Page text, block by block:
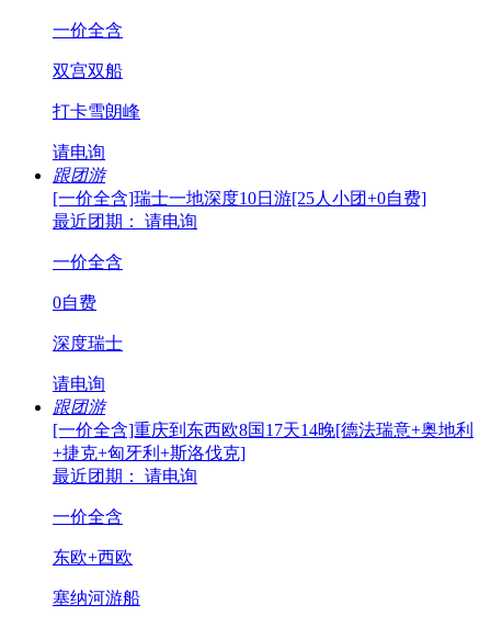
一价全含
双宫双船
打卡雪朗峰
请电询
跟团游
[一价全含]瑞士一地深度10日游[25人小团+0自费]
最近团期： 请电询
一价全含
0自费
深度瑞士
请电询
跟团游
[一价全含]重庆到东西欧8国17天14晚[德法瑞意+奥地利
+捷克+匈牙利+斯洛伐克]
最近团期： 请电询
一价全含
东欧+西欧
塞纳河游船